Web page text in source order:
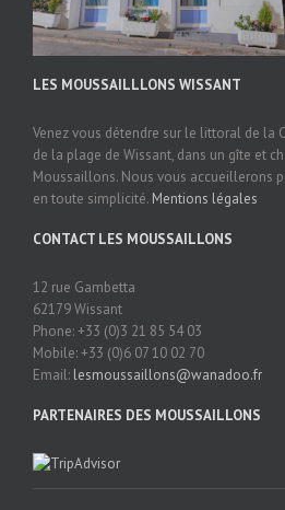
LES MOUSSAILLLONS WISSANT
Venez vous détendre sur le littoral de la
de la plage de Wissant, dans un gîte et
Moussaillons. Nous vous accueillerons
en toute simplicité. Mentions légales
CONTACT LES MOUSSAILLONS
12 rue Gambetta
62179 Wissant
Phone: +33 (0)3 21 85 54 03
Mobile: +33 (0)6 07 10 02 70
Email: lesmoussaillons@wanadoo.fr
PARTENAIRES DES MOUSSAILLONS